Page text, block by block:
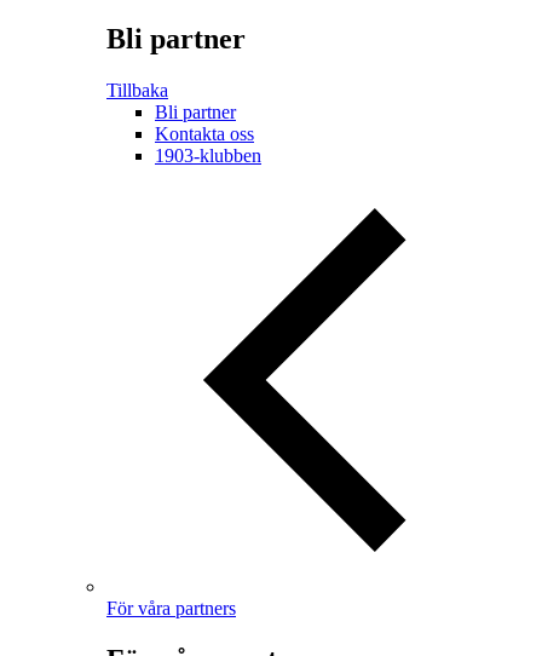
Bli partner
Tillbaka
Bli partner
Kontakta oss
1903-klubben
För våra partners